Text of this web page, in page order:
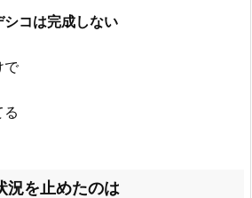
シコは完成しない
で
況を止めたのは